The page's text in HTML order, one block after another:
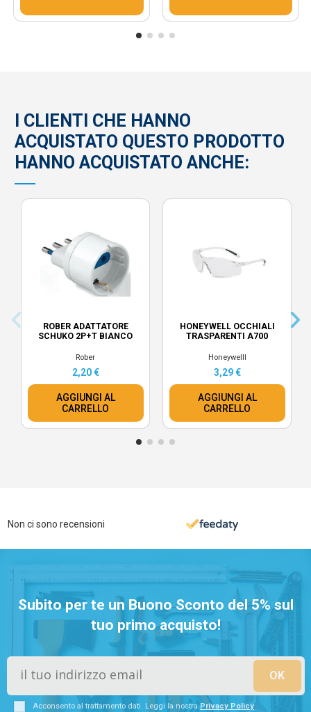
I CLIENTI CHE HANNO
ACQUISTATO QUESTO PRODOTTO
HANNO ACQUISTATO ANCHE:
ROBER ADATTATORE
SCHUKO 2P+T BIANCO
Rober
2,20 €
AGGIUNGI AL
CARRELLO
HONEYWELL OCCHIALI
TRASPARENTI A700
Honeywelll
3,29 €
AGGIUNGI AL
CARRELLO
Non ci sono recensioni
Subito per te un Buono Sconto del 5% sul
tuo primo acquisto!
Acconsento al trattamento dati. Leggi la nostra Privacy Policy